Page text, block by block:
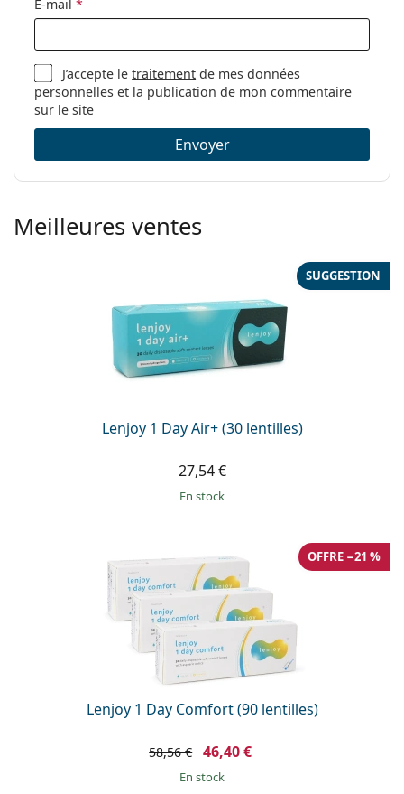
E-mail *
J’accepte letraitement de mes données
personnelles et la publication de mon commentaire
sur le site
Envoyer
Meilleures ventes
Lenjoy 1 Day Air+ (30 lentilles)
SUGGESTION
27,54 €
en stock
Lenjoy 1 Day Comfort (90 lentilles)
OFFRE −21 %
58,56 € 46,40 €
en stock